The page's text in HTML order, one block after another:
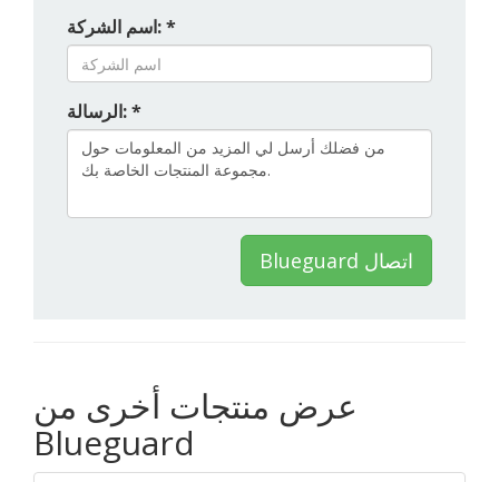
اسم الشركة: *
الرسالة: *
Blueguard اتصال
عرض منتجات أخرى من
Blueguard